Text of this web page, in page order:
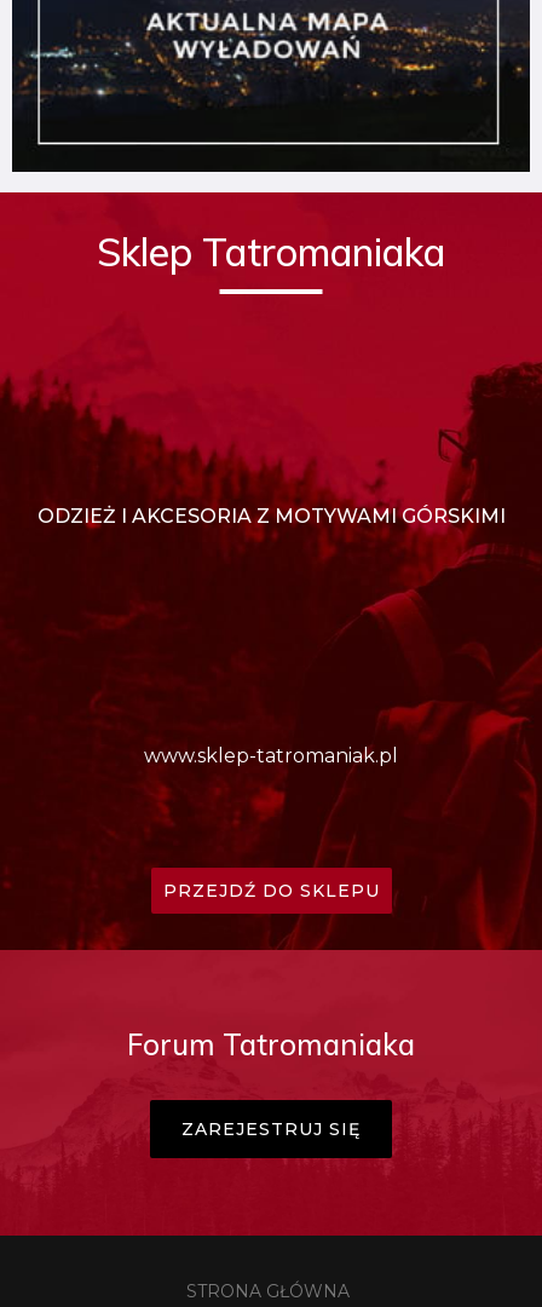
Sklep Tatromaniaka
ODZIEŻ I AKCESORIA Z MOTYWAMI GÓRSKIMI
www.sklep-tatromaniak.pl
PRZEJDŹ DO SKLEPU
Forum Tatromaniaka
ZAREJESTRUJ SIĘ
STRONA GŁÓWNA